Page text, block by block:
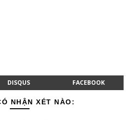
DISQUS FACEBOOK
NHẬN XÉT NÀO: